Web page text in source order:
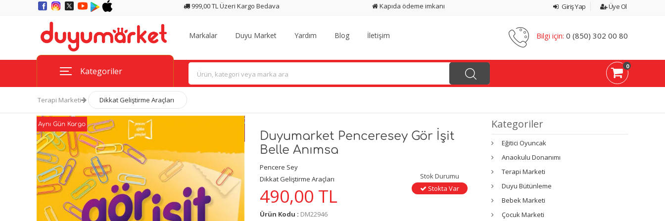
999,00 TL Üzeri Kargo Bedava Kapıda ödeme imkanı Giriş Yap Üye Ol
Markalar Duyu Market Yardım Blog İletişim Bilgi için: 0 (850) 302 00 80
Kategoriler 0
Terapi Marketi Dikkat Geliştirme Araçları
Aynı Gün Kargo
Duyumarket Penceresey Gör İşit
Belle Anımsa
Pencere Sey
Dikkat Geliştirme Araçları
Stok Durumu
Stokta Var
490,00 TL
Ürün Kodu : DM22946
Kategoriler
Eğitici Oyuncak
Anaokulu Donanımı
Terapi Marketi
Duyu Bütünleme
Bebek Marketi
Çocuk Marketi